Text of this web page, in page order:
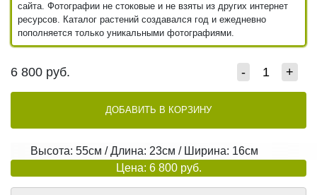
сайта. Фотографии не стоковые и не взяты из других интернет
ресурсов. Каталог растений создавался год и ежедневно
пополняется только уникальными фотографиями.
6 800 руб. - +
ДОБАВИТЬ В КОРЗИНУ
Высота: 55см / Длина: 23см / Ширина: 16см
Цена: 6 800 руб.